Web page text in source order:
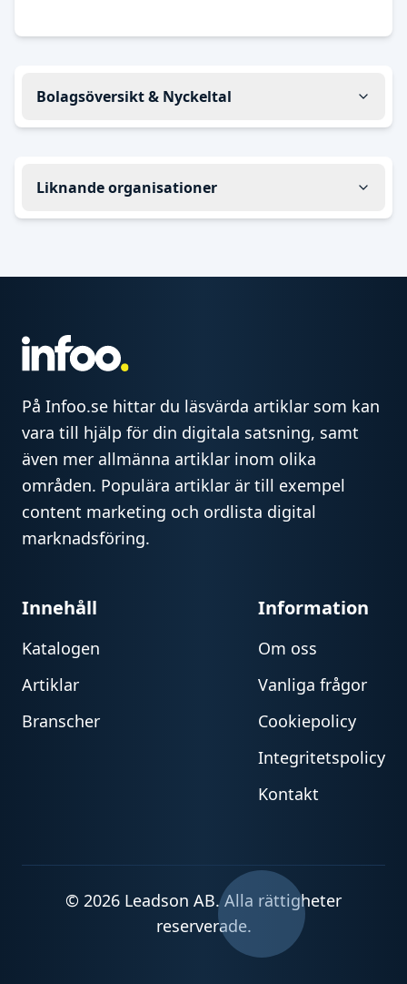
Bolagsöversikt & Nyckeltal
Liknande organisationer
På Infoo.se hittar du läsvärda artiklar som kan
vara till hjälp för din digitala satsning, samt
även mer allmänna artiklar inom olika
områden. Populära artiklar är till exempel
content marketing och ordlista digital
marknadsföring.
Innehåll
Katalogen
Artiklar
Branscher
Information
Om oss
Vanliga frågor
Cookiepolicy
Integritetspolicy
Kontakt
© 2026 Leadson AB. Alla rättigheter
reserverade.